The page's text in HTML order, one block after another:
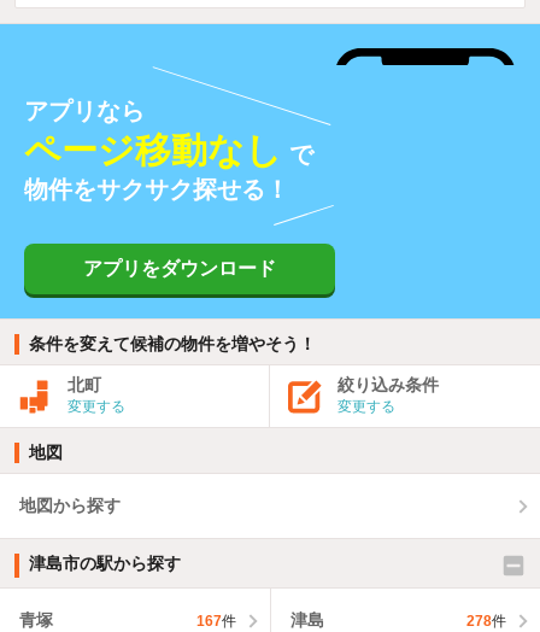
アプリなら
ページ移動なし で
物件をサクサク探せる！
アプリをダウンロード
条件を変えて候補の物件を増やそう！
北町
変更する
絞り込み条件
変更する
地図
地図から探す
津島市の駅から探す
青塚 167件 津島 278件